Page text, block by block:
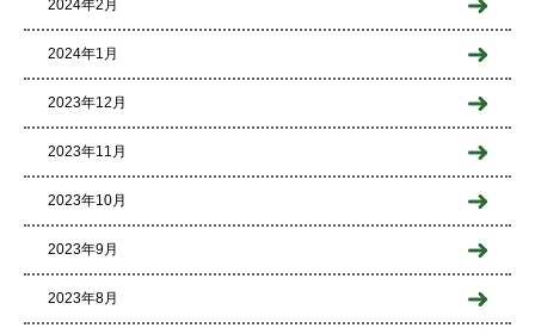
2024年2月
2024年1月
2023年12月
2023年11月
2023年10月
2023年9月
2023年8月